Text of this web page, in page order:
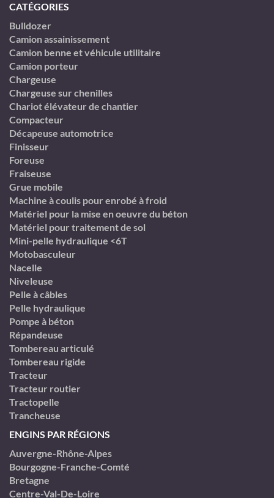
CATÉGORIES
Bulldozer
Camion assainissement
Camion benne et véhicule utilitaire
Camion porteur
Chargeuse
Chargeuse sur chenilles
Chariot élévateur de chantier
Compacteur
Décapeuse automotrice
Finisseur
Foreuse
Fraiseuse
Grue mobile
Machine à coulis pour enrobé à froid
Matériel pour la mise en oeuvre du béton
Matériel pour traitement de sol
Mini-pelle hydraulique <6T
Motobasculeur
Nacelle
Niveleuse
Pelle à câbles
Pelle hydraulique
Pompe à béton
Répandeuse
Tombereau articulé
Tombereau rigide
Tracteur
Tracteur routier
Tractopelle
Trancheuse
ENGINS PAR RÉGIONS
Auvergne-Rhône-Alpes
Bourgogne-Franche-Comté
Bretagne
Centre-Val-De-Loire